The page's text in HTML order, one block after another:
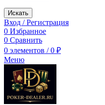
Искать
Вход / Регистрация
0 Избранное
0 Сравнить
0 элементов / 0 ₽
Меню